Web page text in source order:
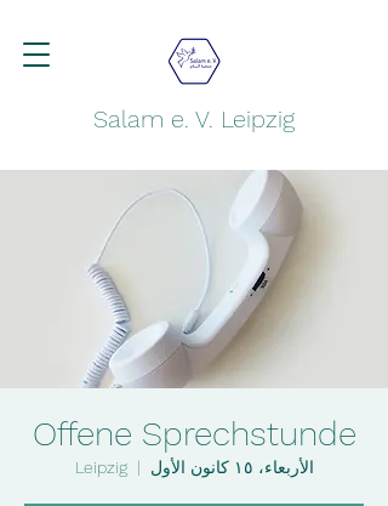
Salam e. V. Leipzig
Offene Sprechstunde
الأربعاء، ١٥ كانون الأول
  |
Leipzig